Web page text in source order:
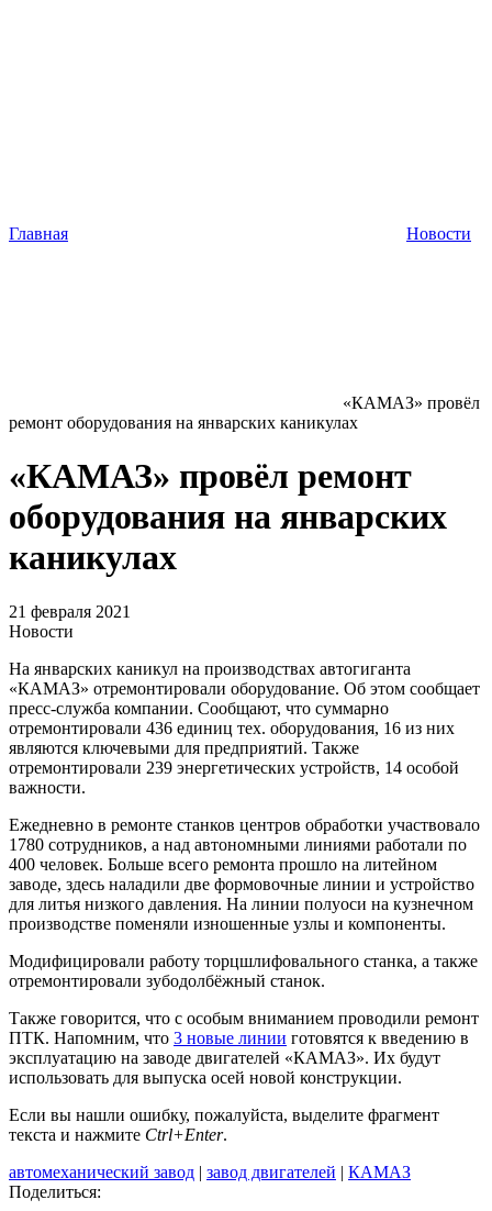
Главная Новости
«КАМАЗ» провёл
ремонт оборудования на январских каникулах
«КАМАЗ» провёл ремонт
оборудования на январских
каникулах
21 февраля 2021
Новости
На январских каникул на производствах автогиганта
«КАМАЗ» отремонтировали оборудование. Об этом сообщает
пресс-служба компании. Сообщают, что суммарно
отремонтировали 436 единиц тех. оборудования, 16 из них
являются ключевыми для предприятий. Также
отремонтировали 239 энергетических устройств, 14 особой
важности.
Ежедневно в ремонте станков центров обработки участвовало
1780 сотрудников, а над автономными линиями работали по
400 человек. Больше всего ремонта прошло на литейном
заводе, здесь наладили две формовочные линии и устройство
для литья низкого давления. На линии полуоси на кузнечном
производстве поменяли изношенные узлы и компоненты.
Модифицировали работу торцшлифовального станка, а также
отремонтировали зубодолбёжный станок.
Также говорится, что с особым вниманием проводили ремонт
ПТК. Напомним, что 3 новые линии готовятся к введению в
эксплуатацию на заводе двигателей «КАМАЗ». Их будут
использовать для выпуска осей новой конструкции.
Если вы нашли ошибку, пожалуйста, выделите фрагмент
текста и нажмите Ctrl+Enter.
автомеханический завод | завод двигателей | КАМАЗ
Поделиться: